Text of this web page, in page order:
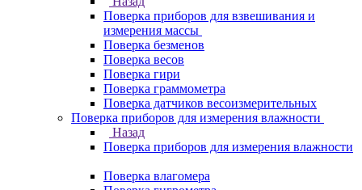
Поверка приборов для взвешивания и
измерения массы
Поверка безменов
Поверка весов
Поверка гири
Поверка граммометра
Поверка датчиков весоизмерительных
Поверка приборов для измерения влажности
Назад
Поверка приборов для измерения влажности
Поверка влагомера